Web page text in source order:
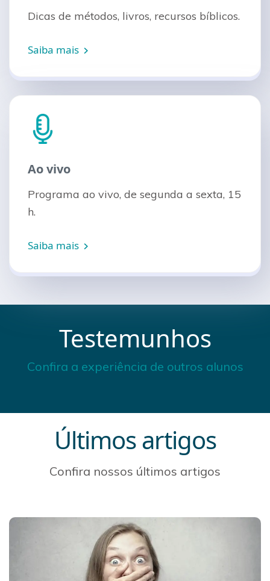
Dicas de métodos, livros, recursos bíblicos.
Saiba mais
Ao vivo
Programa ao vivo, de segunda a sexta, 15
h.
Saiba mais
Testemunhos
Confira a experiência de outros alunos
Últimos artigos
Confira nossos últimos artigos